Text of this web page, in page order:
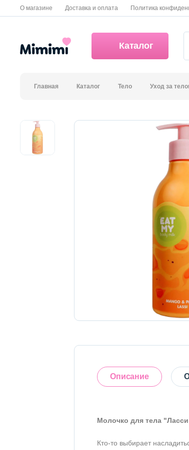
О магазине Доставка и оплата Политика
Каталог
Декоративная косметика и уход за
Главная Каталог Тело Уход за
Описание
Молочко для тела
Кто-то выбирает
Оставить отзыв